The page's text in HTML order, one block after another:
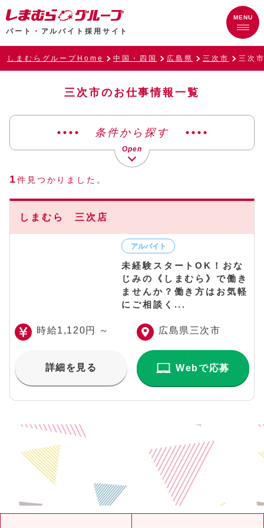
パート・アルバイト採用サイト
しまむらグループHome 中国・四国 広島県 三次市 三次
三次市のお仕事情報一覧
条件から探す
1件見つかりました。
しまむら 三次店
未経験スタートOK！おな
じみの《しまむら》で働き
ませんか？働き方はお気軽
にご相談く...
時給1,120円 ～ 広島県三次市
詳細を見る Webで応募